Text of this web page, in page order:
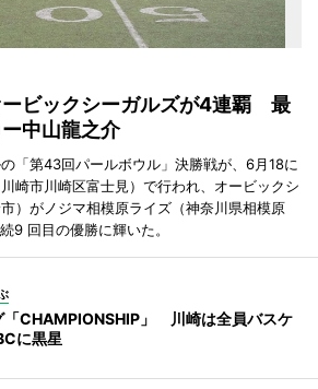
ービックシーガルズが4連覇 最
中山龍之介
「第43回パールボウル」決勝戦が、6月18に
崎市川崎区富士見）で行われ、オービックシ
）がノジマ相模原ライズ（神奈川県相模原
9 回目の優勝に輝いた。
「CHAMPIONSHIP」 川崎は全員バスケ
に黒星